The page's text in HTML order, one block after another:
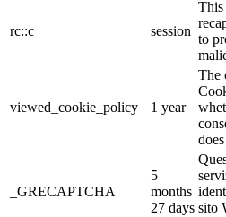
rc::c session
This
to
viewed_cookie_policy 1 year
The
_GRECAPTCHA
5
months
27 days sito